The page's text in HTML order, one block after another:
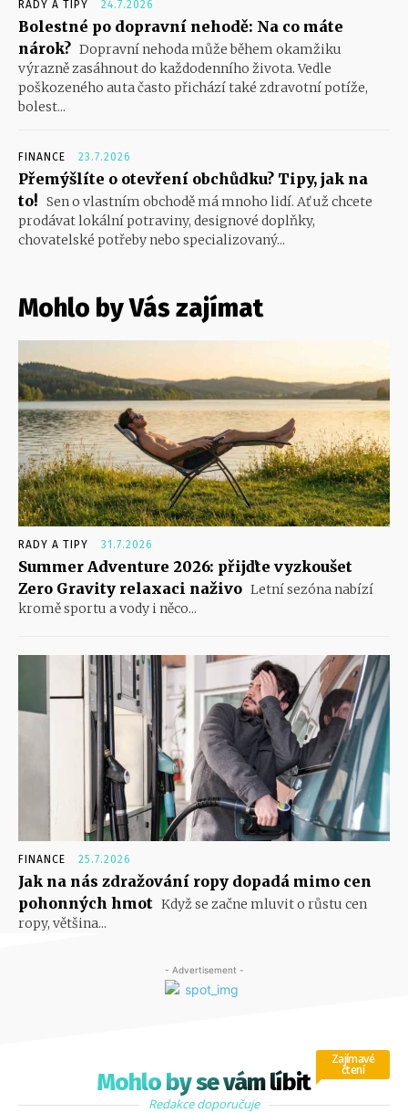
RADY A TIPY 24.7.2026
Bolestné po dopravní nehodě: Na co máte
nárok? Dopravní nehoda může během okamžiku
výrazně zasáhnout do každodenního života. Vedle
poškozeného auta často přichází také zdravotní potíže,
bolest...
FINANCE 23.7.2026
Přemýšlíte o otevření obchůdku? Tipy, jak na
to! Sen o vlastním obchodě má mnoho lidí. Ať už chcete
prodávat lokální potraviny, designové doplňky,
chovatelské potřeby nebo specializovaný...
Mohlo by Vás zajímat
RADY A TIPY 31.7.2026
Summer Adventure 2026: přijďte vyzkoušet
Zero Gravity relaxaci naživo Letní sezóna nabízí
kromě sportu a vody i něco...
FINANCE 25.7.2026
Jak na nás zdražování ropy dopadá mimo cen
pohonných hmot Když se začne mluvit o růstu cen
ropy, většina...
- Advertisement -
Mohlo by se vám líbit
Zajímavé
čtení
Redakce doporučuje